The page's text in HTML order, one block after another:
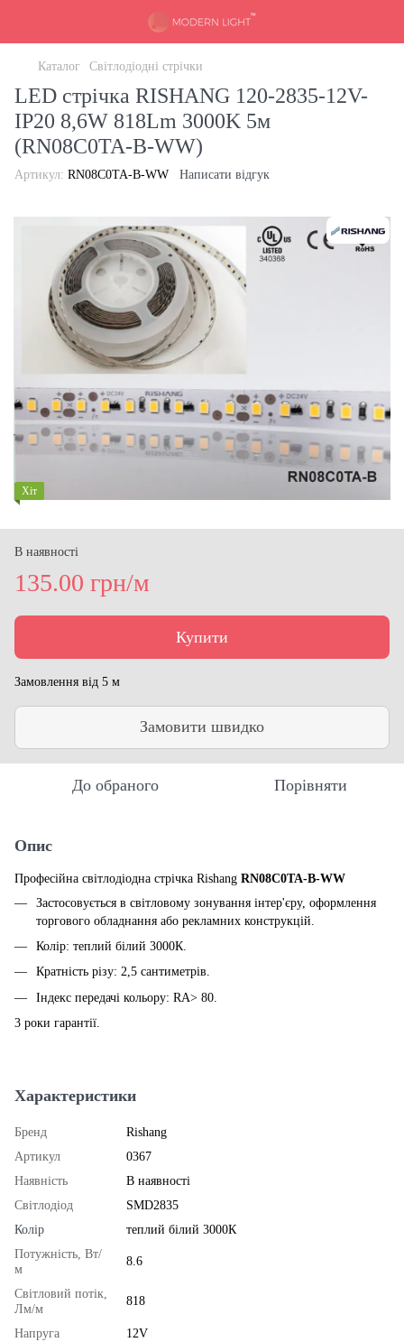
Каталог Світлодіодні стрічки
LED стрічка RISHANG 120-2835-12V-
IP20 8,6W 818Lm 3000K 5м
(RN08C0TA-B-WW)
Артикул: RN08C0TA-B-WW Написати відгук
Хіт
В наявності
135.00 грн/м
Купити
Замовлення від 5 м
Замовити швидко
До обраного Порівняти
Опис
Професійна світлодіодна стрічка Rishang RN08C0TA-B-WW
Застосовується в світловому зонування інтер'єру, оформлення
торгового обладнання або рекламних конструкцій.
Колір: теплий білий 3000К.
Кратність різу: 2,5 сантиметрів.
Індекс передачі кольору: RA> 80.
3 роки гарантії.
Характеристики
Бренд
Rishang
Артикул
0367
Наявність
В наявності
Світлодіод
SMD2835
Колір
теплий білий 3000К
Потужність, Вт/
м
8.6
Світловий потік,
Лм/м
818
Напруга
12V